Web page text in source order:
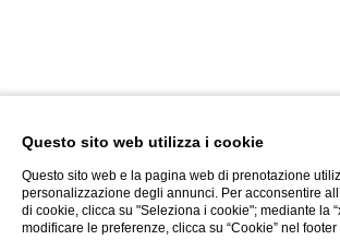
Questo sito web utilizza i cookie
Questo sito web e la pagina web di prenotazione
personalizzazione degli annunci. Per acconsentire
di cookie, clicca su "Seleziona i cookie"; mediante la
modificare le preferenze, clicca su “Cookie” nel